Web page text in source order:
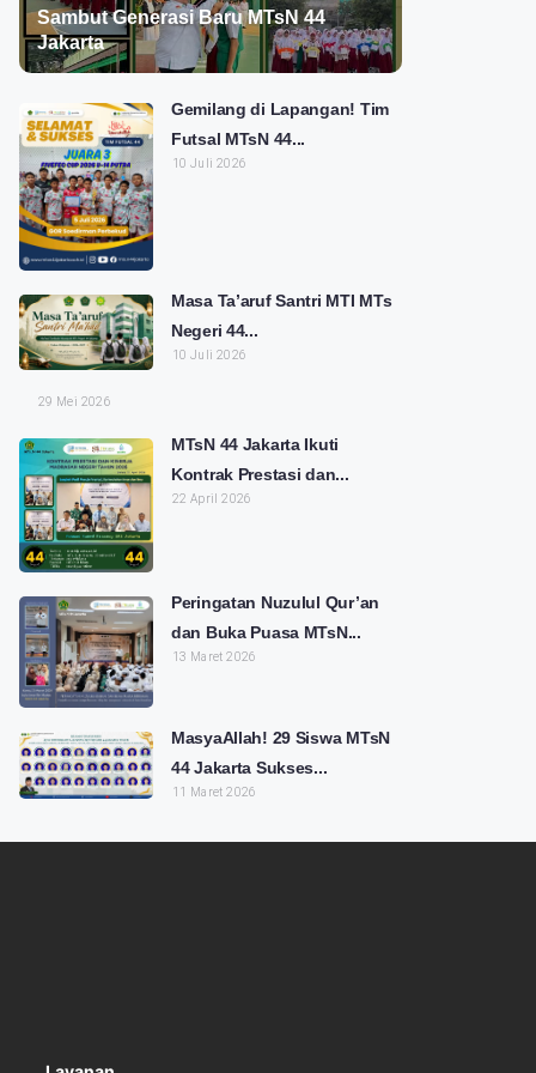
Sambut Generasi Baru MTsN 44
Jakarta
Gemilang di Lapangan! Tim
Futsal MTsN 44...
10 Juli 2026
Masa Ta’aruf Santri MTI MTs
Negeri 44...
10 Juli 2026
29 Mei 2026
MTsN 44 Jakarta Ikuti
Kontrak Prestasi dan...
22 April 2026
Peringatan Nuzulul Qur’an
dan Buka Puasa MTsN...
13 Maret 2026
MasyaAllah! 29 Siswa MTsN
44 Jakarta Sukses...
11 Maret 2026